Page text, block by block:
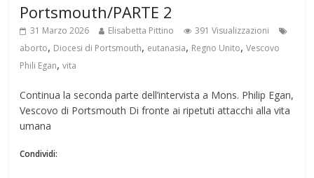
Portsmouth/PARTE 2
31 Marzo 2026 Elisabetta Pittino
391 Visualizzazioni
aborto, Diocesi di Portsmouth, eutanasia, Regno Unito,Vescovo
Phili Egan,vita
Continua la seconda parte dell’intervista a Mons. Philip Egan,
Vescovo di Portsmouth Di fronte ai ripetuti attacchi alla vita
umana
Condividi: